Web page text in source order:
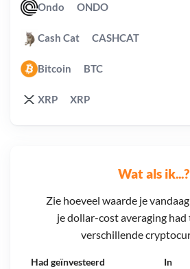
Wat als ik...?
Zie hoeveel waarde je
je dollar-cost averaging
verschillende
Had geïnvesteerd In
Ondo ONDO
Cash Cat CASHCAT
Bitcoin BTC
XRP XRP